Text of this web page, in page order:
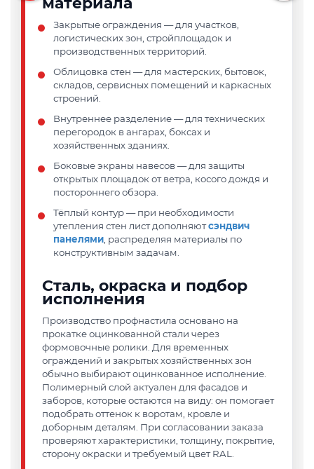
Закрытые ограждения — для участков,
логистических зон, стройплощадок и
производственных территорий.
Облицовка стен — для мастерских, бытовок,
складов, сервисных помещений и каркасных
строений.
Внутреннее разделение— для технических
перегородок в ангарах, боксах и
хозяйственных зданиях.
Боковые экраны навесов— для защиты
открытых площадок от ветра, косого дождя и
постороннего обзора.
Тёплый контур— при необходимости
утепления стен лист дополняютсэндвич
панелями , распределяя материалы по
конструктивным задачам.
Сталь, окраска и подбор
исполнения
Производство профнастила основано на
прокатке оцинкованной стали через
формовочные ролики. Для временных
ограждений и закрытых хозяйственных зон
обычно выбирают оцинкованное исполнение.
Полимерный слой актуален для фасадов и
заборов, которые остаются на виду: он помогает
подобрать оттенок к воротам, кровле и
доборным деталям. При согласовании заказа
проверяют характеристики, толщину, покрытие,
сторону окраски и требуемый цвет RAL.